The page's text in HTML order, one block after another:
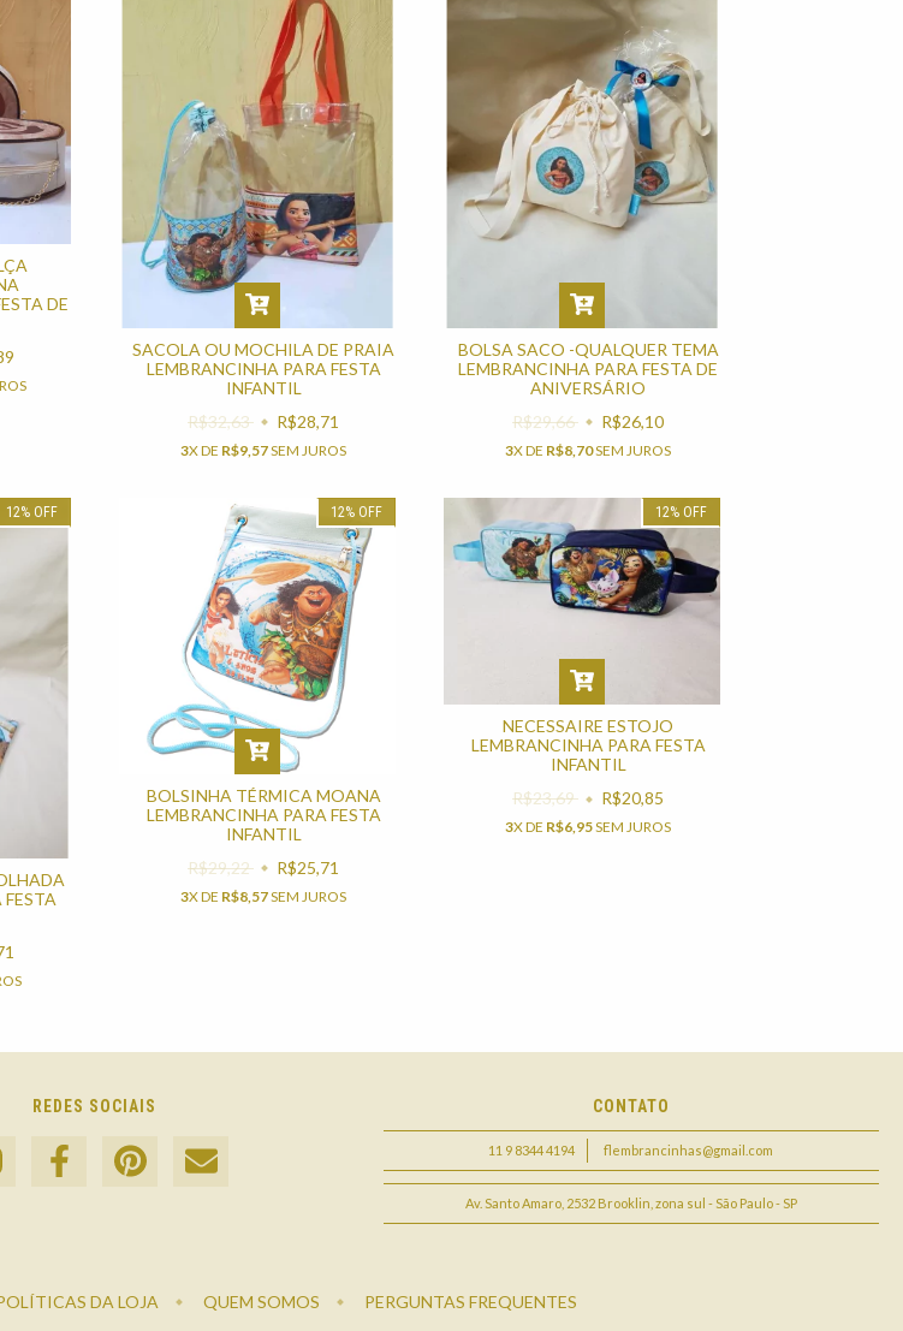
DE
SACOLA OU MOCHILA DE PRAIA
LEMBRANCINHA PARA FESTA
INFANTIL
R$32,63
R$28,71
3X DE R$9,57SEM JUROS
BOLSA SACO -QUALQUER TEMA
LEMBRANCINHA PARA FESTA DE
ANIVERSÁRIO
R$29,66
R$26,10
3X DE R$8,70SEM JUROS
12% OFF 12% OFF
BOLSINHA TÉRMICA MOANA
LEMBRANCINHA PARA FESTA
INFANTIL
R$29,22
R$25,71
3X DE R$8,57SEM JUROS
12% OFF
NECESSAIRE ESTOJO
LEMBRANCINHA PARA FESTA
INFANTIL
R$23,69
R$20,85
3X DE R$6,95SEM JUROS
REDES SOCIAIS CONTATO
11 9 8344 4194 flembrancinhas@gmail.com
Av. Santo Amaro, 2532 Brooklin, zona sul - São Paulo - SP
DA LOJA QUEM SOMOS PERGUNTAS FREQUENTES